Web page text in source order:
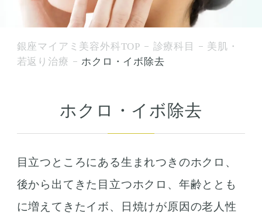
銀座マイアミ美容外科TOP 診療科目
美肌・
若返り治療
ホクロ・イボ除去
ホクロ・イボ除去
目立つところにある生まれつきのホクロ、
後から出てきた目立つホクロ、年齢ととも
に増えてきたイボ、日焼けが原因の老人性